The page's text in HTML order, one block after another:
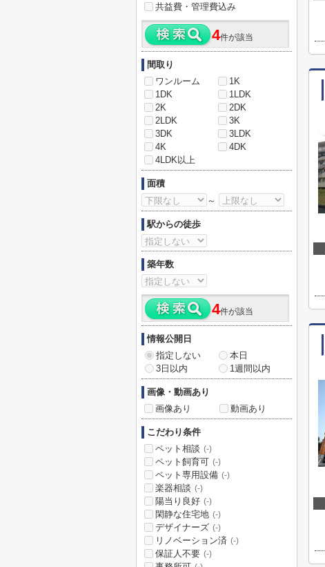
共益費・管理費込み
4件が該当
間取り
ワンルーム
1K
1DK
1LDK
2K
2DK
2LDK
3K
3DK
3LDK
4K
4DK
4LDK以上
面積
～
駅からの徒歩
築年数
4件が該当
情報公開日
指定しない
本日
3日以内
1週間以内
画像・動画あり
画像あり
動画あり
こだわり条件
ペット相談 (-)
ペット飼育可 (-)
ペット専用設備 (-)
楽器相談 (-)
陽当り良好 (-)
閑静な住宅地 (-)
デザイナーズ (-)
リノベーション済 (-)
保証人不要 (-)